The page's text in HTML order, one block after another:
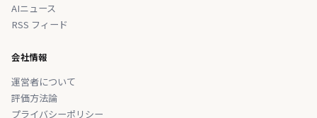
AIニュース
RSS フィード
会社情報
運営者について
評価方法論
プライバシーポリシー